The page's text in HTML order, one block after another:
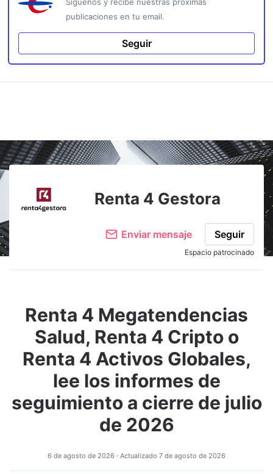
publicaciones en tu email.
Seguir
Renta 4 Gestora
Enviar mensaje Seguir
Espacio patrocinado
Renta 4 Megatendencias
Salud, Renta 4 Cripto o
Renta 4 Activos Globales,
lee los informes de
seguimiento a cierre de julio
de 2026
6 de agosto de 2026 · Actualizado 7 de agosto de 2026